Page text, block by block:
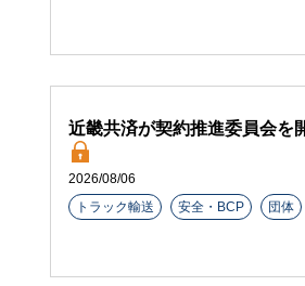
近畿共済が契約推進委員会を
2026/08/06
トラック輸送
安全・BCP 団体